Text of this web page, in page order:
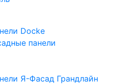
Docke
панели
Я-Фасад Грандлайн